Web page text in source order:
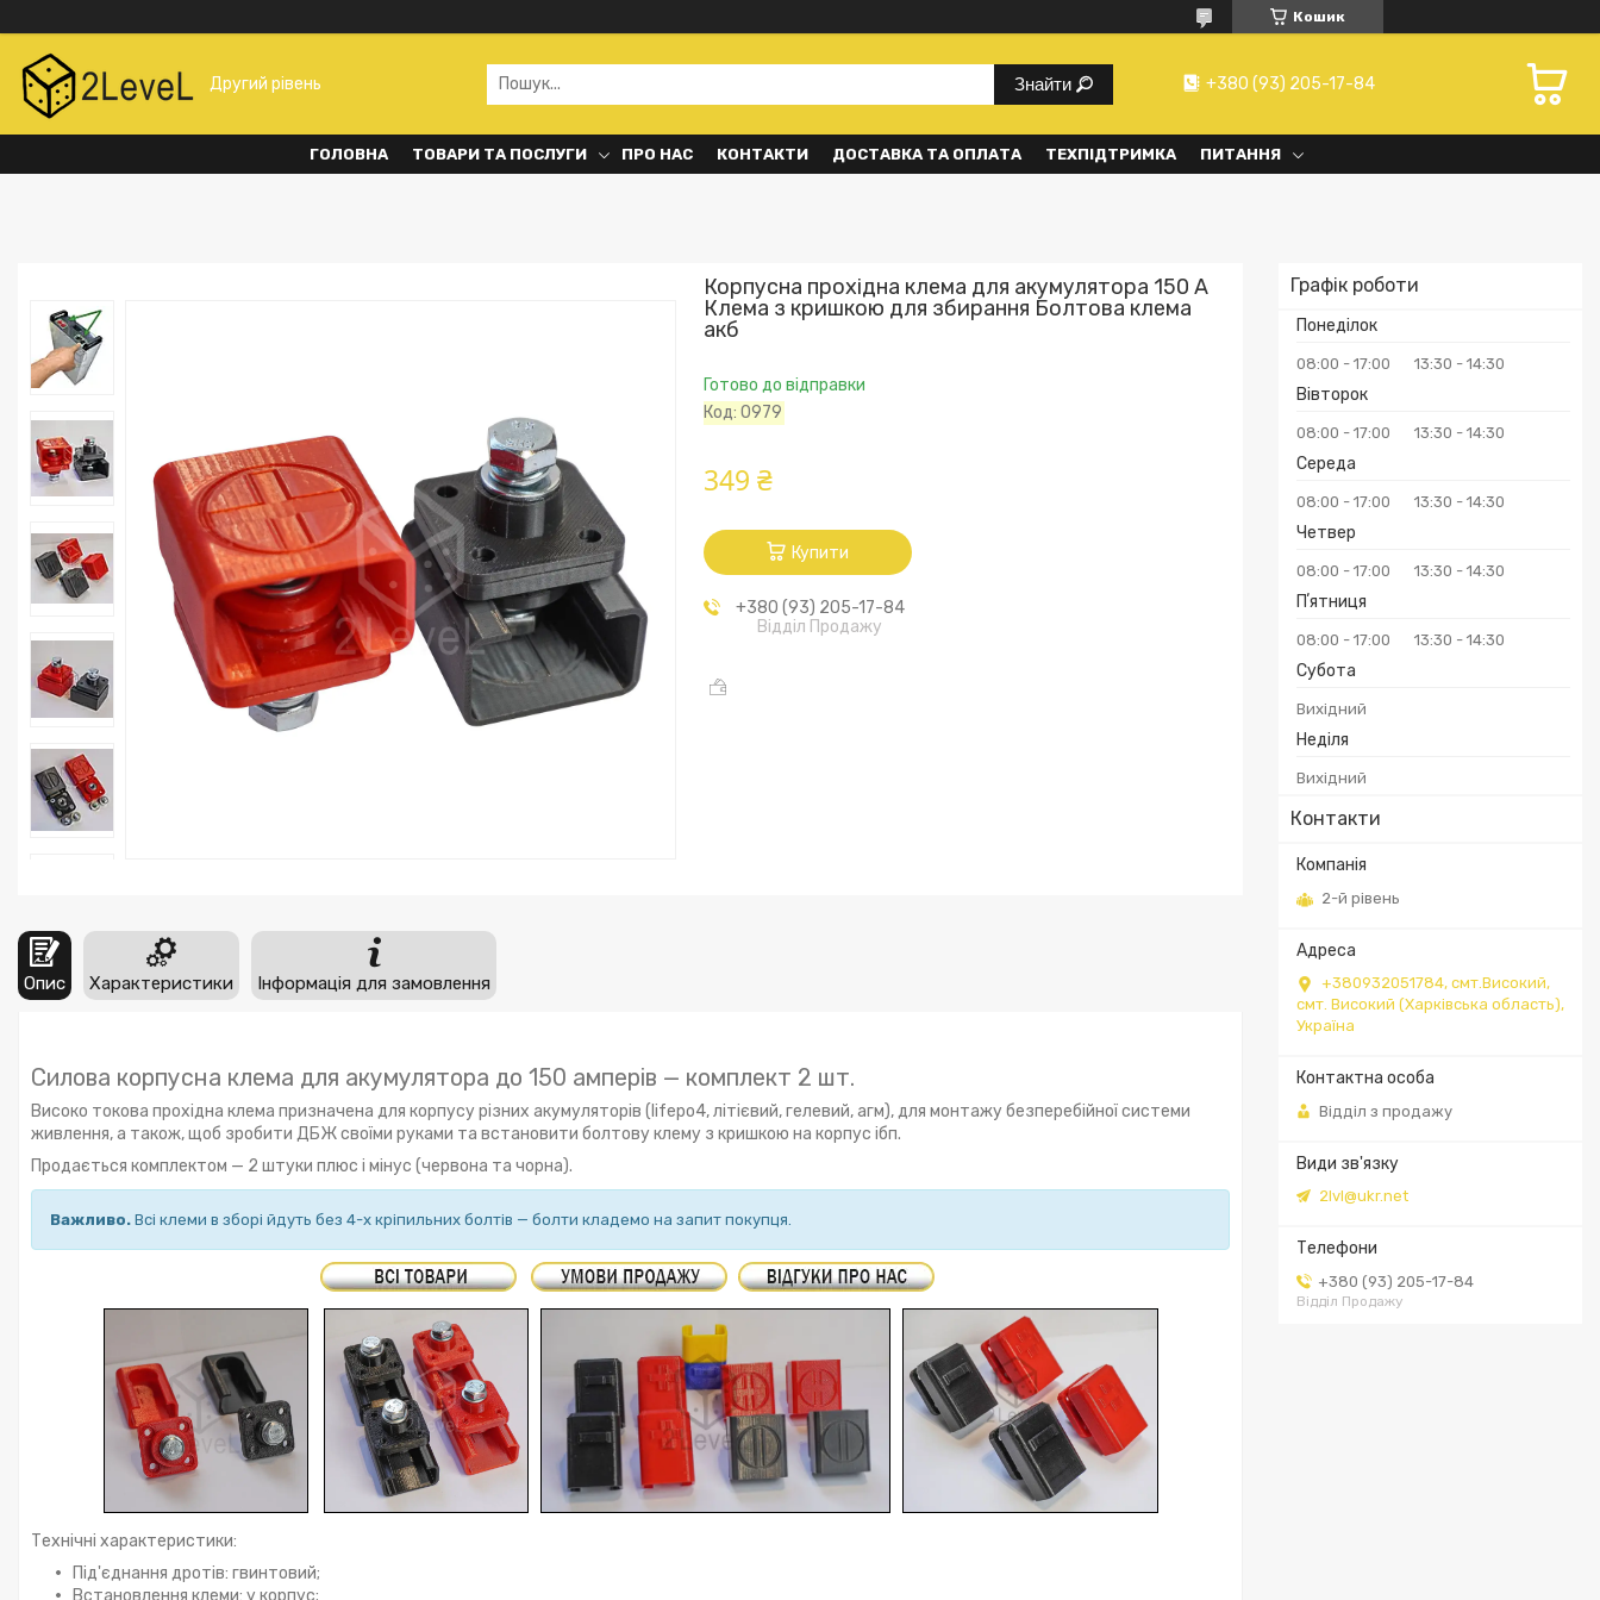
Кошик
Другий рівень Знайти +380 (93) 205-17-84
ГОЛОВНА ТОВАРИ ТА ПОСЛУГИ ПРО НАС КОНТАКТИ ДОСТАВКА ТА ОПЛАТА ТЕХПІДТРИМКА ПИТАННЯ
Графік роботи
Понеділок
08:00 17:00 13:30 14:30
Вівторок
08:00 17:00 13:30 14:30
Середа
08:00 17:00 13:30 14:30
Четвер
08:00 17:00 13:30 14:30
Пʼятниця
08:00 17:00 13:30 14:30
Субота
Вихідний
Неділя
Вихідний
Контакти
2-й рівень
+380932051784, смт.Високий,
смт. Високий (Харківська область),
Україна
Відділ з продажу
2lvl@ukr.net
+380 (93) 205-17-84
Відділ Продажу
Корпусна прохідна клема для акумулятора 150 А
Клема з кришкою для збирання Болтова клема
акб
Готово до відправки
Код:0979
349 ₴
Купити
+380 (93) 205-17-84
Відділ Продажу
Опис Характеристики Інформація для замовлення
Силова корпусна клема для акумулятора до 150 амперів — комплект 2 шт.
Високо токова прохідна клема призначена для корпусу різних акумуляторів (lifepo4, літієвий, гелевий, агм), для монтажу безперебійної системи
живлення, а також, щоб зробити ДБЖ своїми руками та встановити болтову клему з кришкою на корпус ібп.
Продається комплектом — 2 штуки плюс і мінус (червона та чорна).
Важливо. Всі клеми в зборі йдуть без 4-х кріпильних болтів — болти кладемо на запит покупця.
Технічні характеристики:
Під'єднання дротів: гвинтовий;
Встановлення клеми: у корпус;